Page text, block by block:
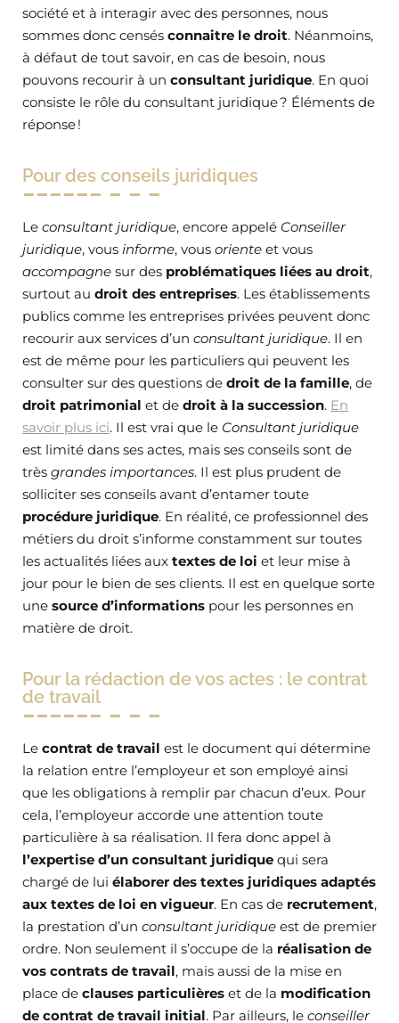
société et à interagir avec des personnes, nous
sommes donc censés connaitre le droit. Néanmoins,
à défaut de tout savoir, en cas de besoin, nous
pouvons recourir à un consultant juridique. En quoi
consiste le rôle du consultant juridique ? Éléments de
réponse !
Pour des conseils juridiques
Le consultant juridique, encore appelé Conseiller
juridique, vous informe, vous oriente et vous
accompagne sur des problématiques liées au droit,
surtout au droit des entreprises. Les établissements
publics comme les entreprises privées peuvent donc
recourir aux services d’un consultant juridique. Il en
est de même pour les particuliers qui peuvent les
consulter sur des questions de droit de la famille, de
droit patrimonial et de droit à la succession. En
savoir plus ici. Il est vrai que le Consultant juridique
est limité dans ses actes, mais ses conseils sont de
très grandes importances. Il est plus prudent de
solliciter ses conseils avant d’entamer toute
procédure juridique. En réalité, ce professionnel des
métiers du droit s’informe constamment sur toutes
les actualités liées aux textes de loi et leur mise à
jour pour le bien de ses clients. Il est en quelque sorte
une source d’informations pour les personnes en
matière de droit.
Pour la rédaction de vos actes : le contrat
de travail
Le contrat de travail est le document qui détermine
la relation entre l’employeur et son employé ainsi
que les obligations à remplir par chacun d’eux. Pour
cela, l’employeur accorde une attention toute
particulière à sa réalisation. Il fera donc appel à
l’expertise d’un consultant juridique qui sera
chargé de lui élaborer des textes juridiques adaptés
aux textes de loi en vigueur. En cas de recrutement,
la prestation d’un consultant juridique est de premier
ordre. Non seulement il s’occupe de la réalisation de
vos contrats de travail, mais aussi de la mise en
place de clauses particulières et de la modification
de contrat de travail initial. Par ailleurs, le conseiller